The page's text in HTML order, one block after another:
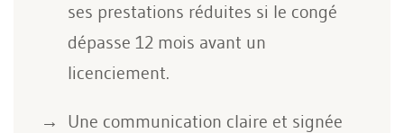
ses prestations réduites si le congé
dépasse 12 mois avant un
licenciement.
Une communication claire et signée